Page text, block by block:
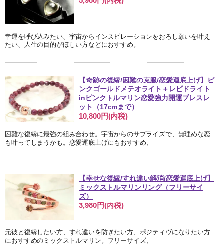
幸運を呼び込みたい、宇宙からインスピレーションをおろし願いを叶え
たい、人生の目的がほしい方などにおすすめ。
【奇跡の復縁/困難の克服/恋愛運底上げ】ピ
ンクゴールドメテオライト＋レピドライト
inピンクトルマリン恋愛強力開運ブレスレ
ット（17cmまで）
10,800円(内税)
困難な復縁に最強の組み合わせ。宇宙からのサプライズで、無理めな恋
も叶ってしまうかも。恋愛運底上げにもおすすめ。
【幸せな復縁/すれ違い解消/恋愛運底上げ】
ミックストルマリンリング（フリーサイ
ズ）
3,980円(内税)
元彼と復縁したい方、すれ違いを防ぎたい方、ポジティヴになりたい方
におすすめのミックストルマリン。フリーサイズ。